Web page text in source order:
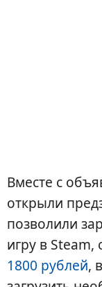
Вместе с
открыли
позволили
игру в Steam,
1800 рублей,